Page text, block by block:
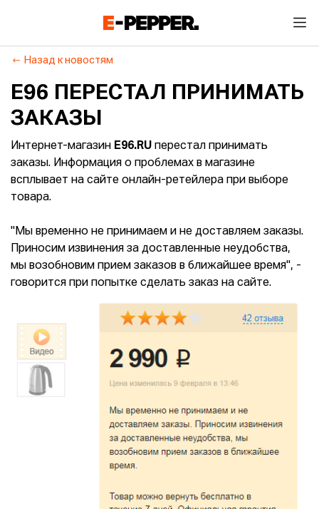
Назад к новостям
E96 ПЕРЕСТАЛ ПРИНИМАТЬ
ЗАКАЗЫ
Интернет-магазин E96.RU перестал принимать
заказы. Информация о проблемах в магазине
всплывает на сайте онлайн-ретейлера при выборе
товара.
"Мы временно не принимаем и не доставляем заказы.
Приносим извинения за доставленные неудобства,
мы возобновим прием заказов в ближайшее время", -
говорится при попытке сделать заказ на сайте.